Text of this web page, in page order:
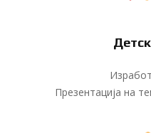
Презентација на